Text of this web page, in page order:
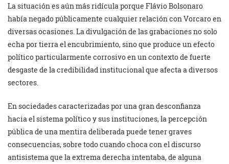
La situación es aún más ridícula porque Flávio Bolsonaro
había negado públicamente cualquier relación con Vorcaro en
diversas ocasiones. La divulgación de las grabaciones no solo
echa por tierra el encubrimiento, sino que produce un efecto
político particularmente corrosivo en un contexto de fuerte
desgaste de la credibilidad institucional que afecta a diversos
sectores.
En sociedades caracterizadas por una gran desconfianza
hacia el sistema político y sus instituciones, la percepción
pública de una mentira deliberada puede tener graves
consecuencias, sobre todo cuando choca con el discurso
antisistema que la extrema derecha intentaba, de alguna